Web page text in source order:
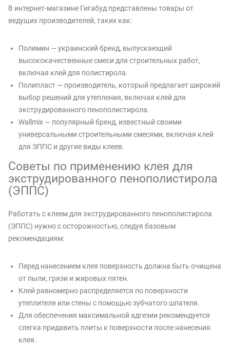
В интернет-магазине Гигабуд представлены товары от
ведущих производителей, таких как:
Полимин — украинский бренд, выпускающий
высококачественные смеси для строительных работ,
включая клей для полистирола.
Полипласт — производитель, который предлагает широкий
выбор решений для утепления, включая клей для
экструдированного пенополистирола.
Wallmix — популярный бренд, известный своими
универсальными строительными смесями, включая клей
для ЭППС и другие виды клеев.
Советы по применению клея для
экструдированного пенополистирола
(ЭППС)
Работать с клеем для экструдированного пенополистирола
(ЭППС) нужно с осторожностью, следуя базовым
рекомендациям:
Перед нанесением клея поверхность должна быть очищена
от пыли, грязи и жировых пятен.
Клей равномерно распределяется по поверхности
утеплителя или стены с помощью зубчатого шпателя.
Для обеспечения максимальной адгезии рекомендуется
слегка придавить плиты к поверхности после нанесения
клея.